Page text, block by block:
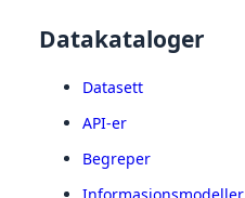
Datakataloger
Datasett
API-er
Begreper